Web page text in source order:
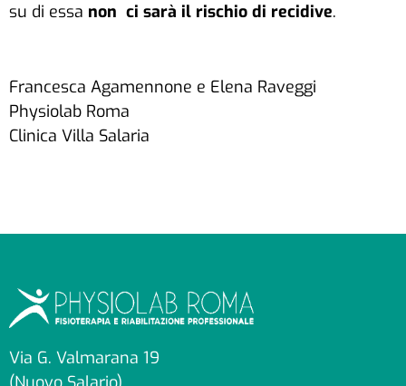
su di essa non ci sarà il rischio di recidive.
Francesca Agamennone e Elena Raveggi
Physiolab Roma
Clinica Villa Salaria
Via G. Valmarana 19